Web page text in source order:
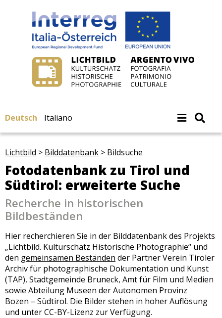
Deutsch Italiano
Lichtbild > Bilddatenbank > Bildsuche
Fotodatenbank zu Tirol und
Südtirol: erweiterte Suche
Recherche in historischen
Bildbeständen
Hier recherchieren Sie in der Bilddatenbank des Projekts
„Lichtbild. Kulturschatz Historische Photographie“ und
den gemeinsamen Beständen der Partner Verein Tiroler
Archiv für photographische Dokumentation und Kunst
(TAP), Stadtgemeinde Bruneck, Amt für Film und Medien
sowie Abteilung Museen der Autonomen Provinz
Bozen – Südtirol. Die Bilder stehen in hoher Auflösung
und unter CC-BY-Lizenz zur Verfügung.